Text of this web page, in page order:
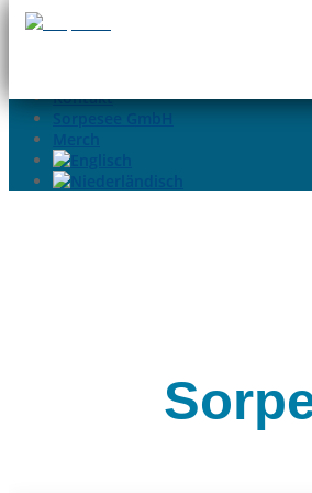
02935-9699015
Kontakt
Sorpesee GmbH
Merch